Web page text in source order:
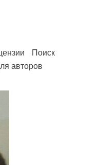
Поиск
авторов